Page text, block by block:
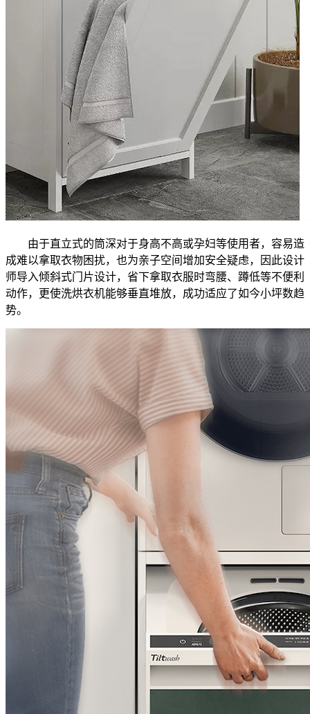
由于直立式的筒深对于身高不高或孕妇等使用者，容易造
成难以拿取衣物困扰，也为亲子空间增加安全疑虑，因此设计
师导入倾斜式门片设计，省下拿取衣服时弯腰、蹲低等不便利
动作，更使洗烘衣机能够垂直堆放，成功适应了如今小坪数趋
势。